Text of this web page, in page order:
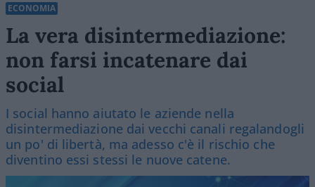
ECONOMIA
La vera disintermediazione:
non farsi incatenare dai
social
I social hanno aiutato le aziende nella
disintermediazione dai vecchi canali regalandogli
un po' di libertà, ma adesso c'è il rischio che
diventino essi stessi le nuove catene.